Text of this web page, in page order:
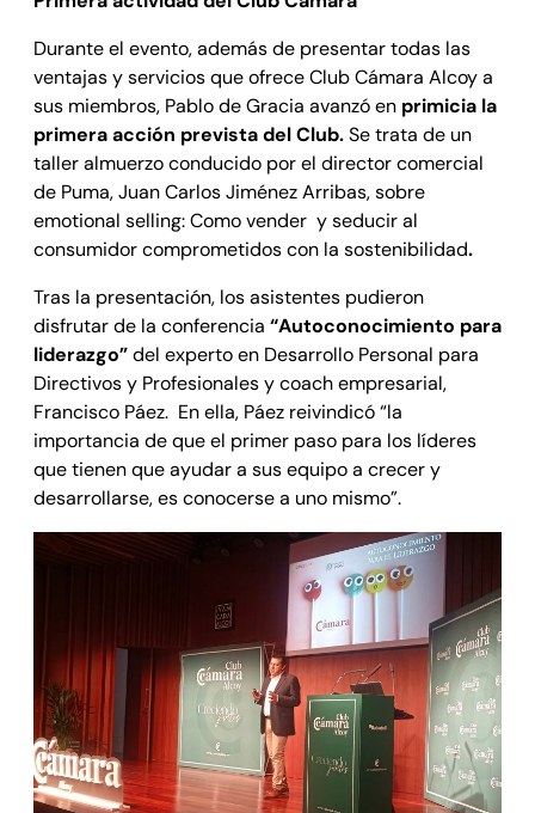
Durante el evento, además de presentar todas las
ventajas y servicios que ofrece Club Cámara Alcoy a
sus miembros, Pablo de Gracia avanzó en primicia la
primera acción prevista del Club.Se trata de un
taller almuerzo conducido por el director comercial
de Puma, Juan Carlos Jiménez Arribas, sobre
emotional selling: Como vender y seducir al
consumidor comprometidos con la sostenibilidad.
Tras la presentación, los asistentes pudieron
disfrutar de la conferencia “Autoconocimiento para
liderazgo”del experto en Desarrollo Personal para
Directivos y Profesionales y coach empresarial,
Francisco Páez. En ella, Páez reivindicó “la
importancia de que el primer paso para los líderes
que tienen que ayudar a sus equipo a crecer y
desarrollarse, es conocerse a uno mismo”.